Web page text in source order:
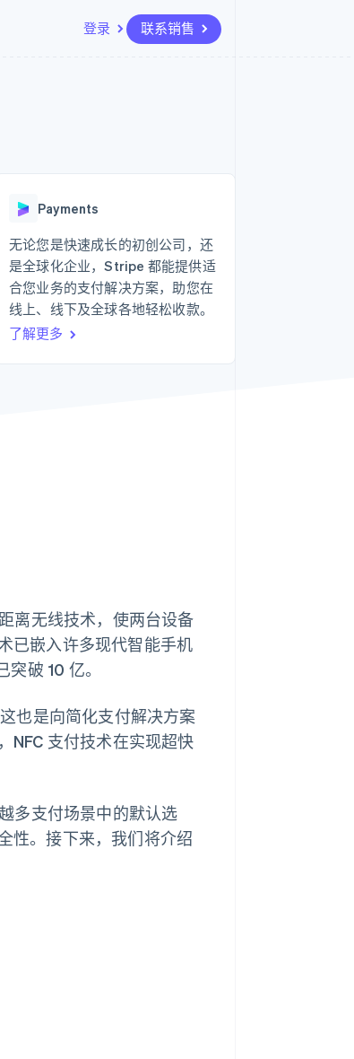
登录 联系销售
Radar
初创企业注册
Climate
碳移除
态
Payments
无论您是快速成长的初创公司，还
是全球化企业，Stripe 都能提供适
合您业务的支付解决方案，助您在
线上、线下及全球各地轻松收款。
了解更多
离无线技术，使两台设备
已嵌入许多现代智能手机
破 10 亿。
也是向简化支付解决方案
NFC 支付技术在实现超快
多支付场景中的默认选
性。接下来，我们将介绍